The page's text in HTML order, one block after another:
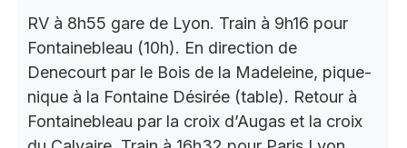
RV à 8h55 gare de Lyon. Train à 9h16 pour
Fontainebleau (10h). En direction de
Denecourt par le Bois de la Madeleine, pique-
nique à la Fontaine Désirée (table). Retour à
Fontainebleau par la croix d’Augas et la croix